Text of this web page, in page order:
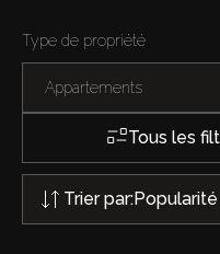
Type de propriété
Appartements
Tous les
Trier par:Popularité